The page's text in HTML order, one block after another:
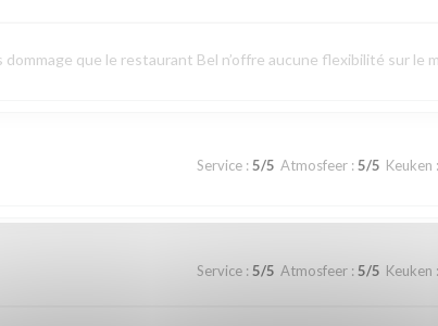
que le restaurant Bel n’offre aucune flexibilité sur le
Service: 5/5 Atmosfeer: 5/5 Keuken :
Service: 5/5 Atmosfeer: 5/5 Keuken :